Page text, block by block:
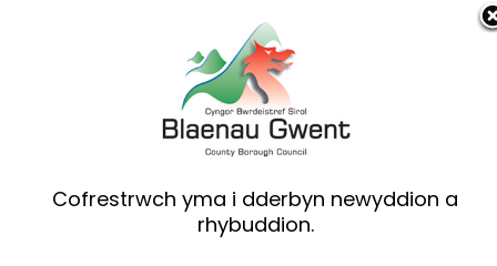
Cymraeg English
Preswylwyr
Treth Cyngor
Cofrestrwch yma i dderbyn newyddion a
rhybuddion.